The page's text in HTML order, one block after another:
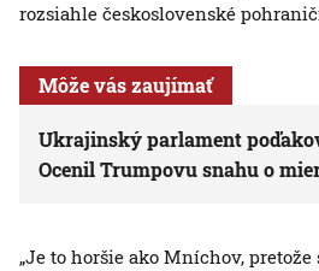
rozsiahle československé
Môže vás zaujímať
Ukrajinský parlament
Ocenil Trumpovu snahu o
„Je to horšie ako Mníchov, pretože